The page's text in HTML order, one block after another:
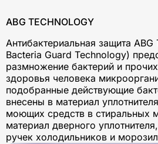
ABG TECHNOLOGY
Антибактериальная защита
Bacteria Guard Technology)
размножение бактерий и
здоровья человека
подобранные действующие
внесены в материал
моющих средств в стиральных
материал дверного
ручек холодильников и